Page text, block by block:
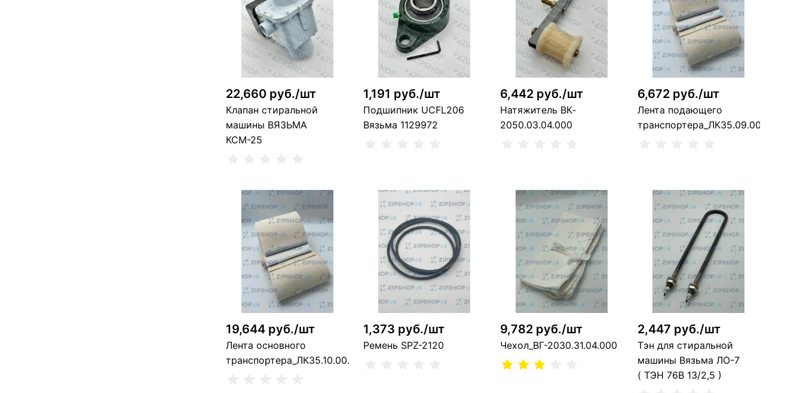
1 шт 8 шт
1 шт
22,660 руб./шт
Клапан стиральной
машины ВЯЗЬМА
КСМ-25
В корзину
2 шт
1,191 руб./шт
Подшипник UCFL206
Вязьма 1129972
В корзину
4 шт
6,442 руб./шт
Натяжитель ВК‐
2050.03.04.000
В корзину
3 шт
6,672 руб./шт
Лента подающего
транспортера_ЛК35.09.00.000
В корзину
2 шт
19,644 руб./шт
Лента основного
транспортера_ЛК35.10.00.000
1,373 руб./шт
Ремень SPZ-2120
9,782 руб./шт
Чехол_ВГ-2030.31.04.000
2,447 руб./шт
Тэн для стиральной
машины Вязьма ЛО-7
( ТЭН 76В 13/2,5 )